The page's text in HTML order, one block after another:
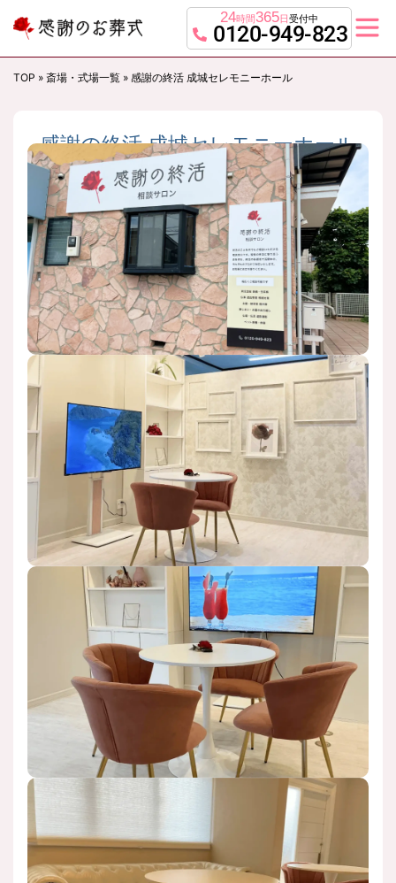
24時間365日受付中
0120-949-823
TOP » 斎場・式場一覧 » 感謝の終活 成城セレモニーホール
感謝の終活 成城セレモニーホール